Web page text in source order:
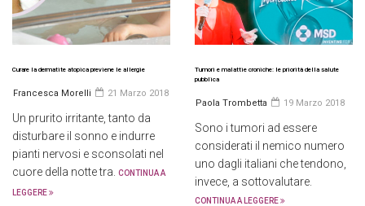
Curare la dermatite atopica previene le allergie
Francesca Morelli 21 Marzo 2018
Un prurito irritante, tanto da
disturbare il sonno e indurre
pianti nervosi e sconsolati nel
cuore della notte tra.
CONTINUA A
LEGGERE
Tumori e malattie croniche: le priorità della salute
pubblica
Paola Trombetta 19 Marzo 2018
Sono i tumori ad essere
considerati il nemico numero
uno dagli italiani che tendono,
invece, a sottovalutare.
CONTINUA A LEGGERE